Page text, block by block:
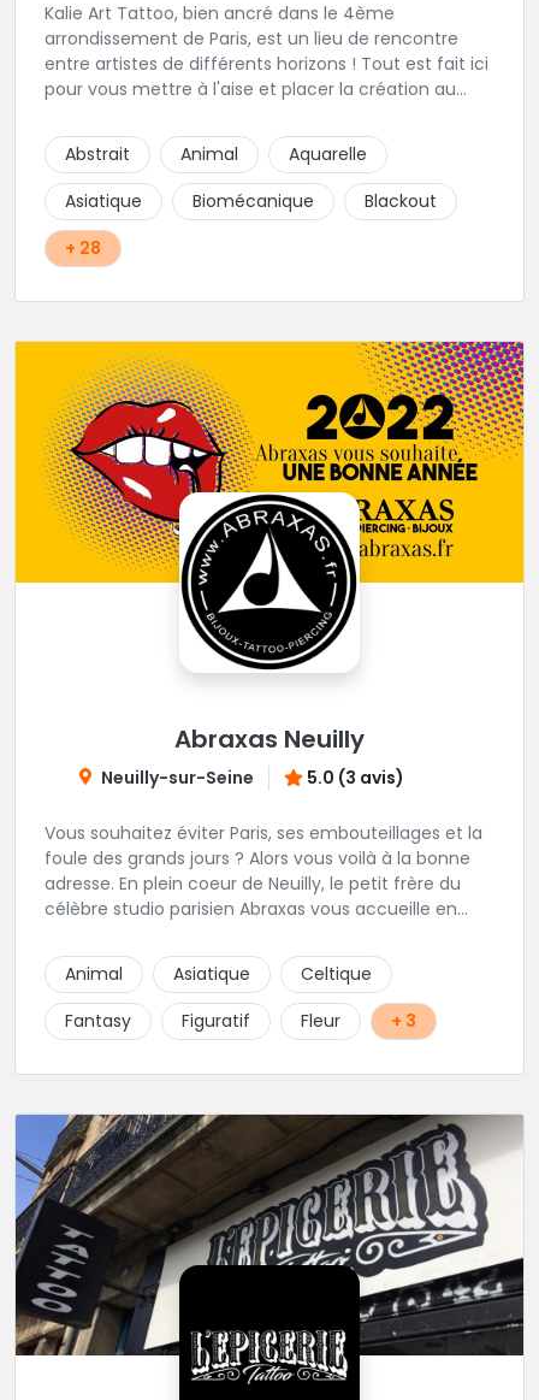
Kalie Art Tattoo, bien ancré dans le 4ème
arrondissement de Paris, est un lieu de rencontre
entre artistes de différents horizons ! Tout est fait ici
pour vous mettre à l'aise et placer la création au
Abstrait
Animal
Aquarelle
Asiatique
Biomécanique
Blackout
+ 28
Abraxas Neuilly
Neuilly-sur-Seine 5.0 (3 avis)
Vous souhaitez éviter Paris, ses embouteillages et la
foule des grands jours ? Alors vous voilà à la bonne
adresse. En plein coeur de Neuilly, le petit frère du
célèbre studio parisien Abraxas vous accueille en
triés sur le volet pour vous offrir un large choix de
styles avec une qualité et une créativité
irréprochables.
Animal Asiatique
Celtique
Fantasy
Figuratif Fleur + 3